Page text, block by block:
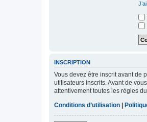
INSCRIPTION
Vous devez être inscrit avant de
utilisateurs inscrits. Avant de
attentivement toutes les règles
Conditions d’utilisation |